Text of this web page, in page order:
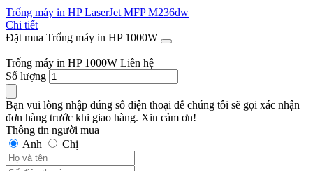
Trống máy in HP LaserJet MFP M236dw
Chi tiết
Đặt mua Trống máy in HP 1000W
Trống máy in HP 1000W Liên hệ
Số lượng
Bạn vui lòng nhập đúng số điện thoại để chúng tôi sẽ gọi xác nhận
đơn hàng trước khi giao hàng. Xin cảm ơn!
Thông tin người mua
Anh
Chị